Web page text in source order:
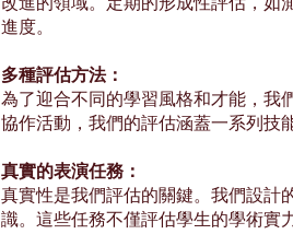
進度。
多種評估方法：
為了迎合不同的學習風格和才能，我
協作活動，我們的評估涵蓋一系列技
真實的表演任務：
真實性是我們評估的關鍵。我們設計
識。這些任務不僅評估學生的學術實